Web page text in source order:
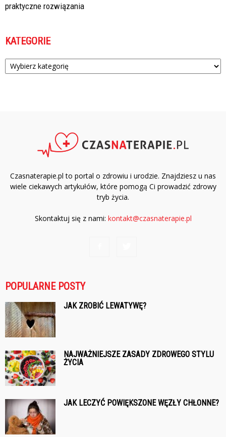
praktyczne rozwiązania
KATEGORIE
Kategorie
Czasnaterapie.pl to portal o zdrowiu i urodzie. Znajdziesz u nas
wiele ciekawych artykułów, które pomogą Ci prowadzić zdrowy
tryb życia.
Skontaktuj się z nami: kontakt@czasnaterapie.pl
POPULARNE POSTY
JAK ZROBIĆ LEWATYWĘ?
NAJWAŻNIEJSZE ZASADY ZDROWEGO STYLU
ŻYCIA
JAK LECZYĆ POWIĘKSZONE WĘZŁY CHŁONNE?